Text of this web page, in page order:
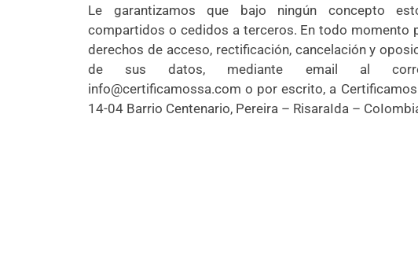
Le garantizamos que bajo ningún concepto
compartidos o cedidos a terceros. En todo momento
derechos de acceso, rectificación, cancelación y
de sus datos, mediante email al
info@certificamossa.com o por escrito, a Certificamos
14-04 Barrio Centenario, Pereira – RisaraIda –